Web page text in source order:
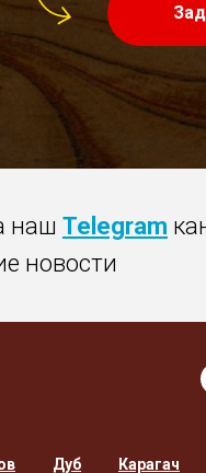
наш Telegram
новости
Дуб Карагач